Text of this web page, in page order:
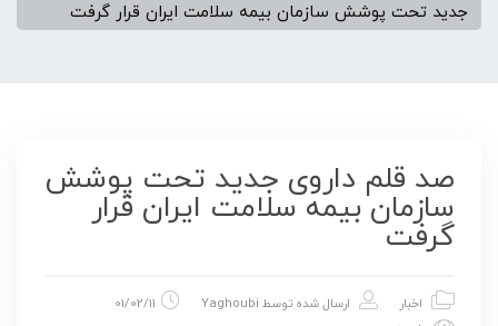
جدید تحت پوشش سازمان بیمه سلامت ایران قرار گرفت
صد قلم داروی جدید تحت پوشش
سازمان بیمه سلامت ایران قرار
گرفت
اخبار ارسال شده توسط Yaghoubi
01/02/11